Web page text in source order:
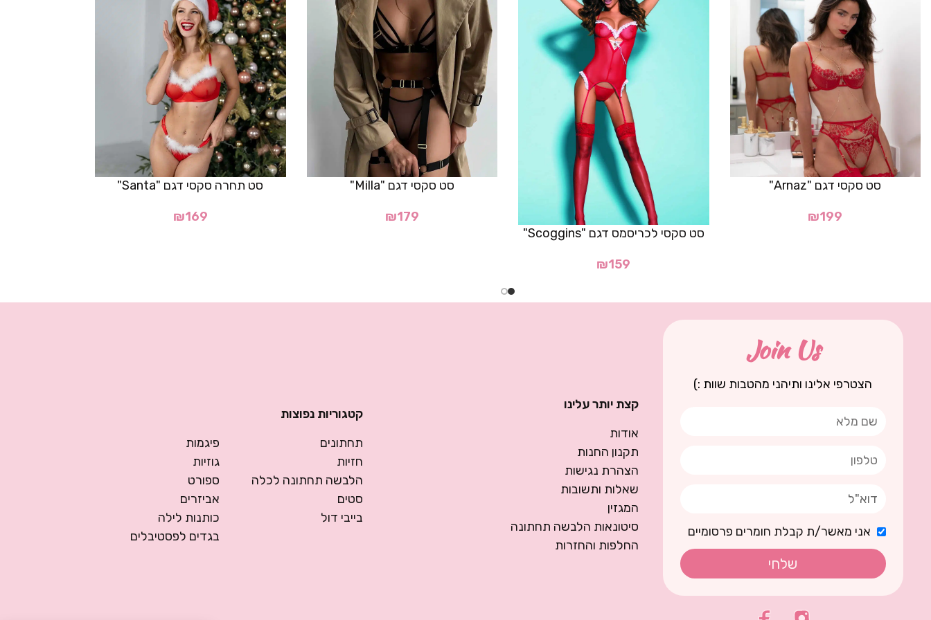
סט סקסי דגם "Arnaz"
₪199
סט סקסי לכריסמס דגם "Scoggins"
₪159
סט סקסי דגם "Milla"
₪179
סט תחרה סקסי דגם "Santa"
₪169
Join Us
הצטרפי אלינו ותיהני מהטבות שוות :)
אני מאשר/ת קבלת חומרים פרסומיים
שלחי
קצת יותר עלינו
אודות
תקנון החנות
הצהרת נגישות
שאלות ותשובות
המגזין
סיטונאות הלבשה תחתונה
החלפות והחזרות
קטגוריות נפוצות
תחתונים
חזיות
הלבשה תחתונה לכלה
סטים
בייבי דול
פיגמות
גוזיות
ספורט
אביזרים
כותנות לילה
בגדים לפסטיבלים